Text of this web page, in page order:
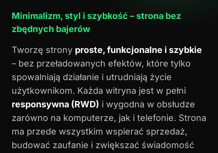
Minimalizm, styl i szybkość – strona bez
zbędnych bajerów
Tworzę strony proste, funkcjonalne i szybkie
– bez przeładowanych efektów, które tylko
spowalniają działanie i utrudniają życie
użytkownikom. Każda witryna jest w pełni
responsywna (RWD) i wygodna w obsłudze
zarówno na komputerze, jak i telefonie. Strona
ma przede wszystkim wspierać sprzedaż,
budować zaufanie i zwiększać świadomość